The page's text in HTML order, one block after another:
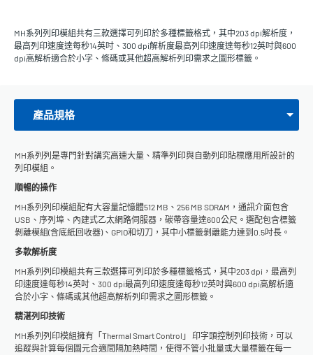
MH系列列印模組共有三款選擇可列印於多種標籤格式，其中203 dpi解析度，
最高列印速度達每秒14英吋、300 dpi解析度最高列印速度達每秒12英吋與600
dpi高解析適合於小字、條碼或其他超高解析列印需求之圖形標籤。
產品規格
MH系列列是專門針對講究高速大量、精準列印與自動列印貼標應用所設計的
列印模組。
順暢的操作
MH系列列印模組配有大容量記憶體512 MB、256 MB SDRAM，通訊介面包含
USB、序列埠、內建式乙太網路伺服器，碳帶容量達600公尺。選配包含標籤
剝離模組(含底紙回收器)、GPIO和切刀，其中小標籤剝離能力達到0.5吋長。
多款解析度
MH系列列印模組共有三款選擇可列印於多種標籤格式，其中203 dpi，最高列
印速度達每秒14英吋、300 dpi最高列印速度達每秒12英吋與600 dpi高解析適
合於小字、條碼或其他超高解析列印需求之圖形標籤。
精湛列印技術
MH系列列印模組擁有「Thermal Smart Control」 印字頭控制列印技術，可以
追蹤與計算每個圖元合適間隔加熱時間，使得不管小批量或大量標籤在每一